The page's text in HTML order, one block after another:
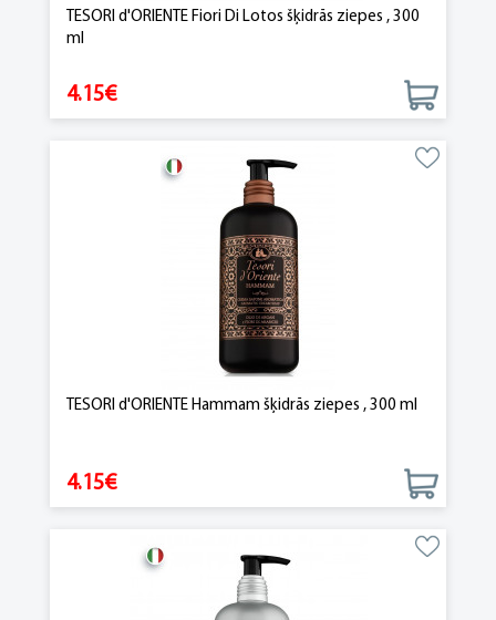
TESORI d'ORIENTE Fiori Di Lotos šķidrās ziepes , 300
ml
4.15€
TESORI d'ORIENTE Hammam šķidrās ziepes , 300 ml
4.15€